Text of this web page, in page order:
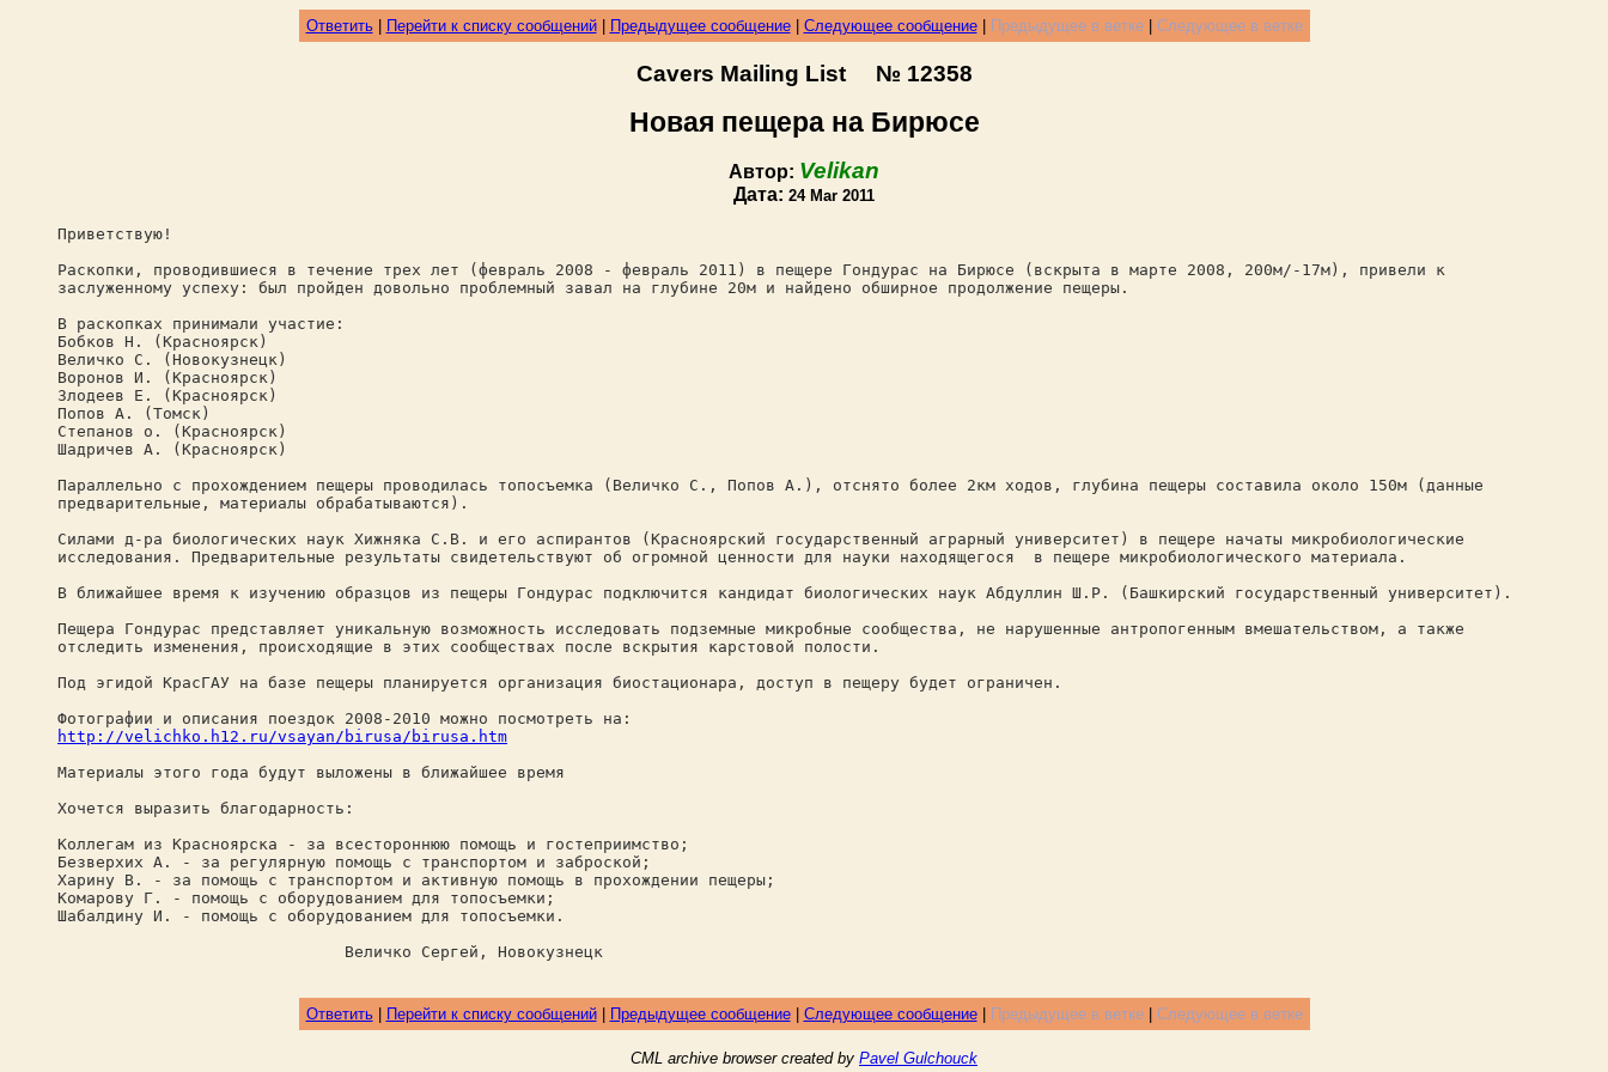
Ответить| Перейти к списку сообщений| Предыдущее сообщение| Следующее сообщение| Предыдущее в ветке| Следующее в ветке
Cavers Mailing List № 12358
Новая пещера на Бирюсе
Автор: Velikan
Дата: 24 Mar 2011
Приветствую!
Раскопки, проводившиеся в течение трех лет (февраль 2008 - февраль 2011) в пещере Гондурас на Бирюсе (вскрыта в марте 2008, 200м/-17м), привели к
заслуженному успеху: был пройден довольно проблемный завал на глубине 20м и найдено обширное продолжение пещеры.
В раскопках принимали участие:
Бобков Н. (Красноярск)
Величко С. (Новокузнецк)
Воронов И. (Красноярск)
Злодеев Е. (Красноярск)
Попов А. (Томск)
Степанов о. (Красноярск)
Шадричев А. (Красноярск)
Параллельно с прохождением пещеры проводилась топосъемка (Величко С., Попов А.), отснято более 2км ходов, глубина пещеры составила около 150м (данные
предварительные, материалы обрабатываются).
Силами д-ра биологических наук Хижняка С.В. и его аспирантов (Красноярский государственный аграрный университет) в пещере начаты микробиологические
исследования. Предварительные результаты свидетельствуют об огромной ценности для науки находящегося в пещере микробиологического материала.
В ближайшее время к изучению образцов из пещеры Гондурас подключится кандидат биологических наук Абдуллин Ш.Р. (Башкирский государственный университет).
Пещера Гондурас представляет уникальную возможность исследовать подземные микробные сообщества, не нарушенные антропогенным вмешательством, а также
отследить изменения, происходящие в этих сообществах после вскрытия карстовой полости.
Под эгидой КрасГАУ на базе пещеры планируется организация биостационара, доступ в пещеру будет ограничен.
Фотографии и описания поездок 2008-2010 можно посмотреть на:
http://velichko.h12.ru/vsayan/birusa/birusa.htm
Материалы этого года будут выложены в ближайшее время
Хочется выразить благодарность:
Коллегам из Красноярска - за всестороннюю помощь и гостеприимство;
Безверхих А. - за регулярную помощь с транспортом и заброской;
Харину В. - за помощь с транспортом и активную помощь в прохождении пещеры;
Комарову Г. - помощь с оборудованием для топосъемки;
Шабалдину И. - помощь с оборудованием для топосъемки.
Величко Сергей, Новокузнецк
Ответить| Перейти к списку сообщений| Предыдущее сообщение| Следующее сообщение| Предыдущее в ветке| Следующее в ветке
CML archive browser created by Pavel Gulchouck